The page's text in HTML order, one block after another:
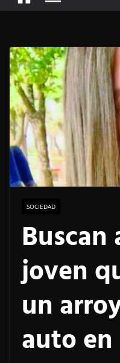
SOCIEDAD
Buscan
joven
un
auto en